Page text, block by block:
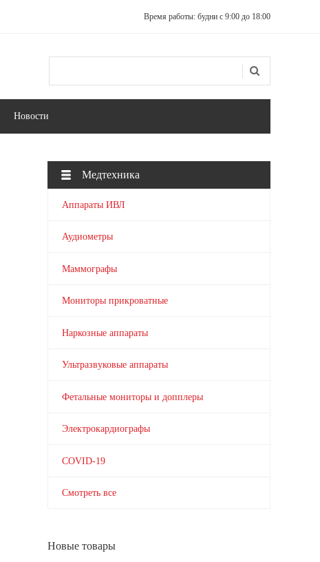
Время работы: будни с 9:00 до 18:00
Новости
Медтехника
Аппараты ИВЛ
Аудиометры
Маммографы
Мониторы прикроватные
Наркозные аппараты
Ультразвуковые аппараты
Фетальные мониторы и допплеры
Электрокардиографы
COVID-19
Смотреть все
Новые товары